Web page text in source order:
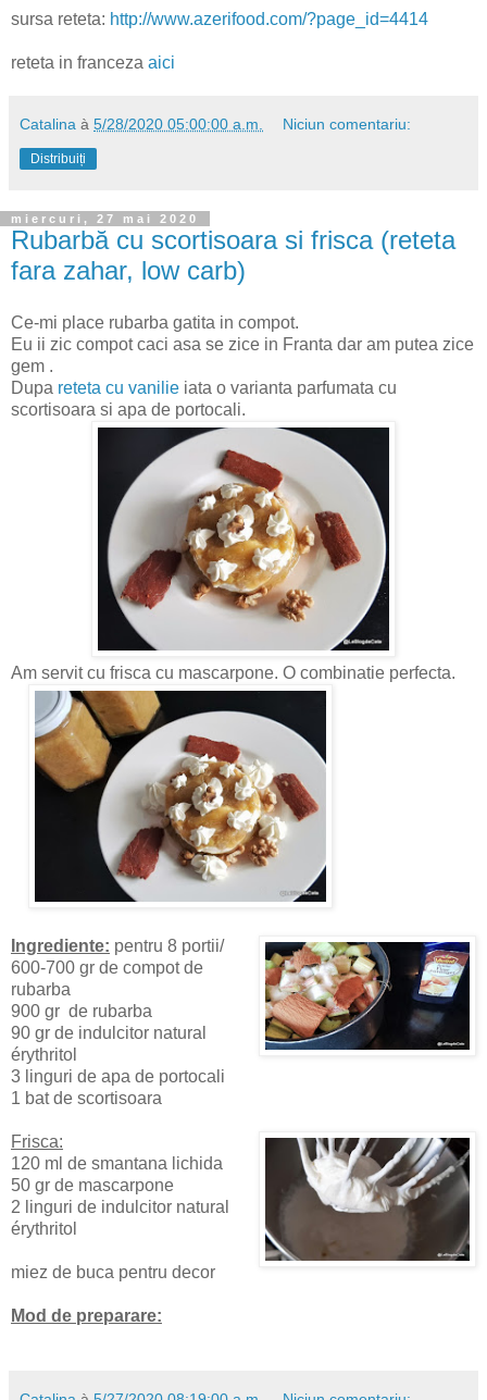
sursa reteta: http://www.azerifood.com/?page_id=4414
reteta in franceza aici
Catalina à 5/28/2020 05:00:00 a.m. Niciun comentariu:
Distribuiți
miercuri, 27 mai 2020
Rubarbă cu scortisoara si frisca (reteta
fara zahar, low carb)
Ce-mi place rubarba gatita in compot.
Eu ii zic compot caci asa se zice in Franta dar am putea zice
gem .
Dupa reteta cu vanilie iata o varianta parfumata cu
scortisoara si apa de portocali.
Am servit cu frisca cu mascarpone. O combinatie perfecta.
Ingrediente: pentru 8 portii/
600-700 gr de compot de
rubarba
900 gr de rubarba
90 gr de indulcitor natural
érythritol
3 linguri de apa de portocali
1 bat de scortisoara
Frisca:
120 ml de smantana lichida
50 gr de mascarpone
2 linguri de indulcitor natural
érythritol
miez de buca pentru decor
Mod de preparare: